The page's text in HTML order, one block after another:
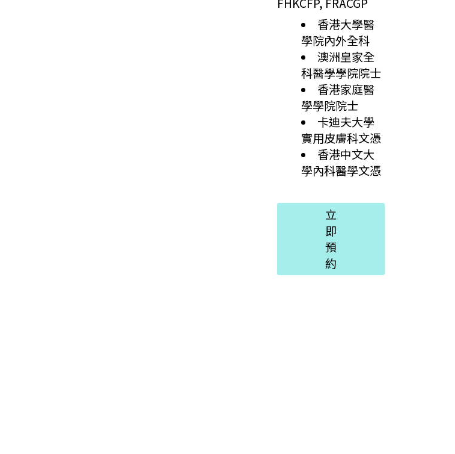
香港大學醫
學院內外全科
澳洲皇家全
科醫學學院院士
香港家庭醫
學學院院士
卡迪夫大學
實用皮膚科文憑
香港中文大
學內科醫學文憑
立
即
預
約